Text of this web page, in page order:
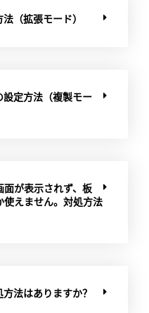
（拡張モード）
設定方法（複製モー
面が表示されず、板
使えません。対処方法
法はありますか？